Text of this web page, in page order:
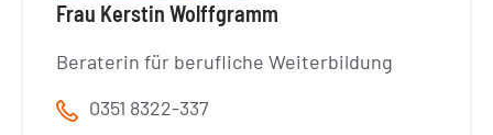
Frau Kerstin Wolffgramm
Beraterin für berufliche Weiterbildung
0351 8322-337